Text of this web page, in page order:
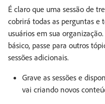
É claro que uma sessão de
cobrirá todas as perguntas e
usuários em sua
básico, passe para outros
sessões adicionais.
Grave as sessões e
vai criando novos